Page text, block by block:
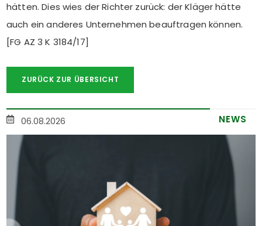
hätten. Dies wies der Richter zurück: der Kläger hätte
auch ein anderes Unternehmen beauftragen können.
[FG AZ 3 K 3184/17]
ZURÜCK ZUR ÜBERSICHT
06.08.2026 NEWS